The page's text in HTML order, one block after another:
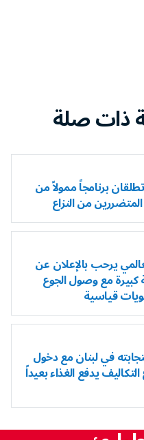
ذات صلة
برنامجاً ممولاً من
من النزاع
يرحب بالإعلان عن
مع وصول الجوع
قياسية
في لبنان مع دخول
يدفع الغذاء بعيداً